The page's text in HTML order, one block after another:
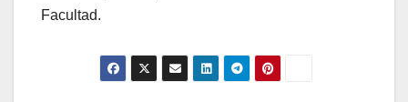
Facultad.